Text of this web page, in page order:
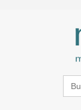
for: